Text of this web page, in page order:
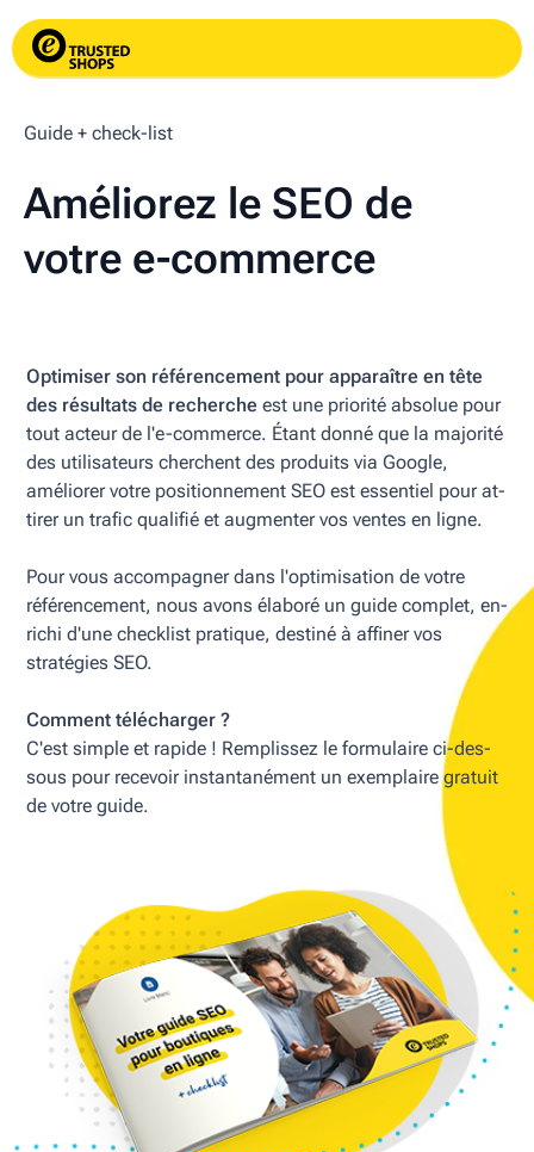
Guide + check-list
Améliorez le SEO de
votre e-commerce
Op­tim­iser son référencement pour apparaître en tête
des résultats de recher­che est une priorité ab­solue pour
tout ac­teur de l'e-com­merce. Étant donné que la majorité
des util­isateurs cher­chent des produits via Google,
améliorer votre po­s­i­tion­nement SEO est es­sen­tiel pour at­
tirer un trafic qualifié et aug­menter vos ventes en ligne.
Pour vous ac­com­pag­n­er dans l'op­tim­isa­tion de votre
référencement, nous avons élaboré un guide com­plet, en­
ri­chi d'une check­list pratique, destiné à af­finer vos
stratégies SEO.
Com­ment télécharger ?
C'est simple et rap­ide ! Re­m­p­lis­sez le for­mu­laire ci-des­
sous pour re­ce­voir instantanément un ex­em­plaire gra­tu­it
de votre guide.